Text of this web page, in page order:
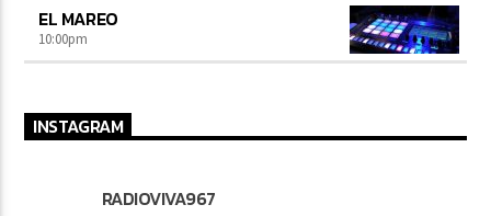
EL MAREO
10:00pm
INSTAGRAM
RADIOVIVA967